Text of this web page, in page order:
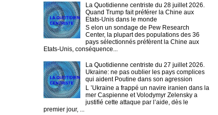
La Quotidienne centriste du 28 juillet 2026.
Quand Trump fait préférer la Chine aux
Etats-Unis dans le monde
S elon un sondage de Pew Research
Center, la plupart des populations des 36
pays sélectionnés préfèrent la Chine aux
Etats-Unis, conséquence...
La Quotidienne centriste du 27 juillet 2026.
Ukraine: ne pas oublier les pays complices
qui aident Poutine dans son agression
L ’Ukraine a frappé un navire iranien dans la
mer Caspienne et Volodymyr Zelensky a
justifié cette attaque par l’aide, dès le
premier jour, ...